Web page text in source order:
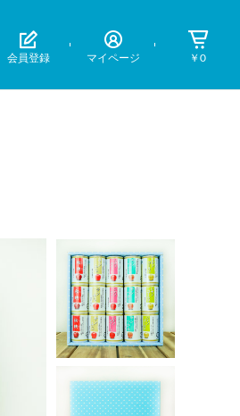
会員登録 マイページ ￥0